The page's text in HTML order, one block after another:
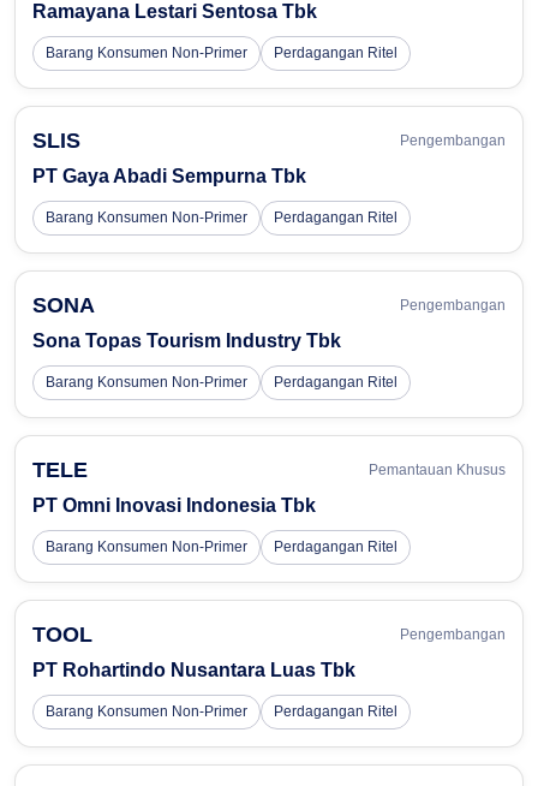
Ramayana Lestari Sentosa Tbk
Barang Konsumen Non-Primer Perdagangan Ritel
SLIS Pengembangan
PT Gaya Abadi Sempurna Tbk
Barang Konsumen Non-Primer Perdagangan Ritel
SONA Pengembangan
Sona Topas Tourism Industry Tbk
Barang Konsumen Non-Primer Perdagangan Ritel
TELE Pemantauan Khusus
PT Omni Inovasi Indonesia Tbk
Barang Konsumen Non-Primer Perdagangan Ritel
TOOL Pengembangan
PT Rohartindo Nusantara Luas Tbk
Barang Konsumen Non-Primer Perdagangan Ritel